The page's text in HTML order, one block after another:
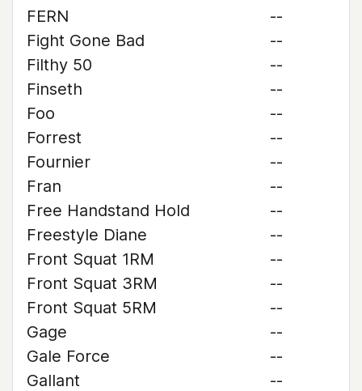
FERN
--
Fight Gone Bad
--
Filthy 50
--
Finseth
--
Foo
--
Forrest
--
Fournier
--
Fran
--
Free Handstand Hold
--
Freestyle Diane
--
Front Squat 1RM
--
Front Squat 3RM
--
Front Squat 5RM
--
Gage
--
Gale Force
--
Gallant
--